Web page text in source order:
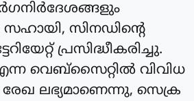
സിനഡിന്റെ
പ്രസിദ്ധീകരിച്ചു.
എന്ന വെബ്സൈറ്റില്‍ വിവിധ
ലഭ്യമാണെന്നു, സെക്ര